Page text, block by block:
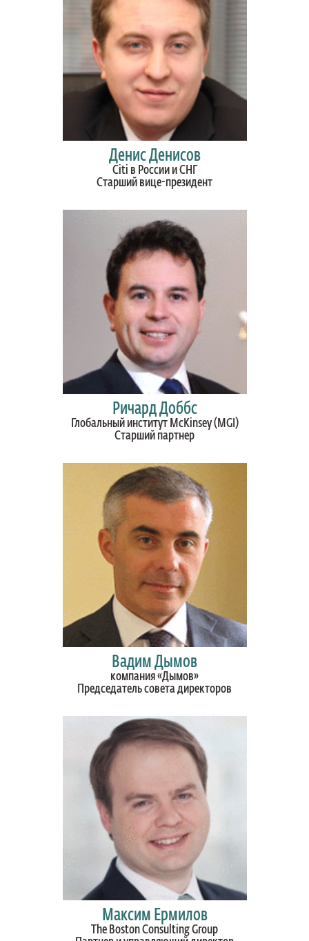
Денис Денисов
Citi в России и СНГ
Старший вице-президент
Ричард Доббс
Глобальный институт McKinsey (MGI)
Старший партнер
Вадим Дымов
компания «Дымов»
Председатель совета директоров
Максим Ермилов
The Boston Consulting Group